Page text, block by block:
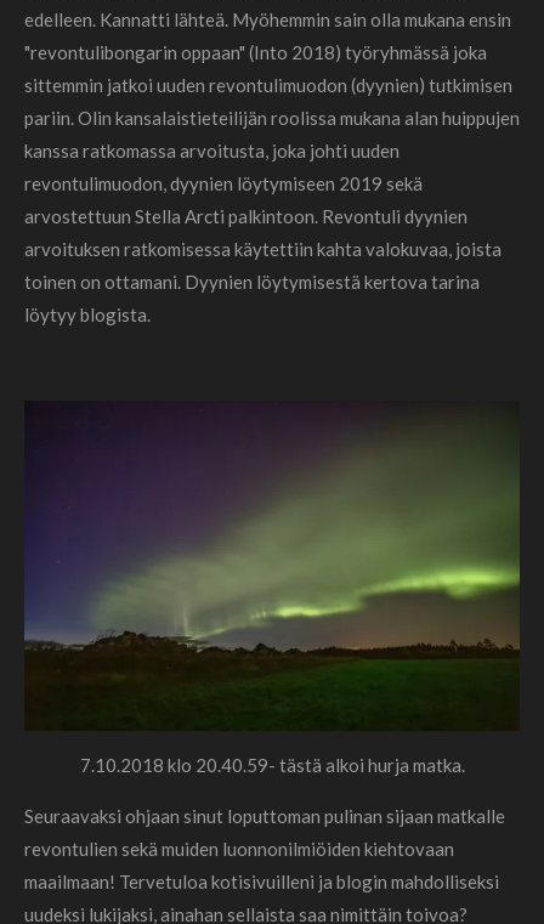
edelleen. Kannatti lähteä. Myöhemmin sain olla mukana ensin
"revontulibongarin oppaan" (Into 2018) työryhmässä joka
sittemmin jatkoi uuden revontulimuodon (dyynien) tutkimisen
pariin. Olin kansalaistieteilijän roolissa mukana alan huippujen
kanssa ratkomassa arvoitusta, joka johti uuden
revontulimuodon, dyynien löytymiseen 2019 sekä
arvostettuun Stella Arcti palkintoon. Revontuli dyynien
arvoituksen ratkomisessa käytettiin kahta valokuvaa, joista
toinen on ottamani. Dyynien löytymisestä kertova tarina
löytyy blogista.
7.10.2018 klo 20.40.59- tästä alkoi hurja matka.
Seuraavaksi ohjaan sinut loputtoman pulinan sijaan matkalle
revontulien sekä muiden luonnonilmiöiden kiehtovaan
maailmaan! Tervetuloa kotisivuilleni ja blogin mahdolliseksi
uudeksi lukijaksi, ainahan sellaista saa nimittäin toivoa?